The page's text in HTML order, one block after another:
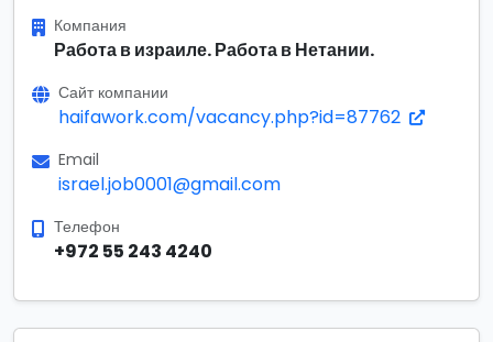
Компания
Работа в израиле. Работа в Нетании.
Сайт компании
haifawork.com/vacancy.php?id=87762
Email
israel.job0001@gmail.com
Телефон
+972 55 243 4240